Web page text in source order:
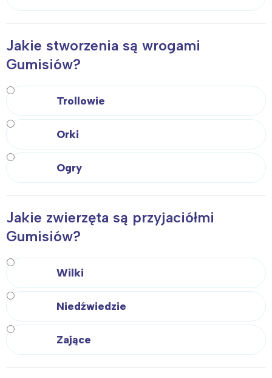
Jakie stworzenia są wrogami
Gumisiów?
Trollowie
Orki
Ogry
Jakie zwierzęta są przyjaciółmi
Gumisiów?
Wilki
Niedźwiedzie
Zające